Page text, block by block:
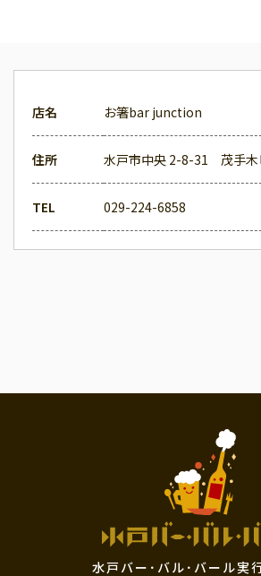
店名 お箸bar junction
住所 水戸市中央 2-8-31 茂手木
TEL 029-224-6858
水戸バー･バル･バール実